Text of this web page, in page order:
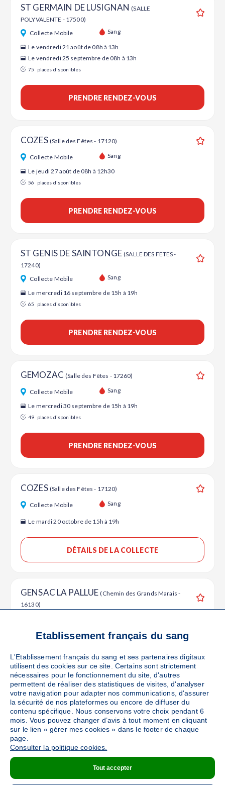
ST GERMAIN DE LUSIGNAN(SALLE
POLYVALENTE - 17500)
Collecte Mobile Sang
Le vendredi 21 août de 08h à 13h
Le vendredi 25 septembre de 08h à 13h
75 places disponibles
PRENDRE RENDEZ-VOUS
COZES (Salle des Fêtes - 17120)
Collecte Mobile Sang
Le jeudi 27 août de 08h à 12h30
56 places disponibles
PRENDRE RENDEZ-VOUS
ST GENIS DE SAINTONGE(SALLE DES FETES -
17240)
Collecte Mobile Sang
Le mercredi 16 septembre de 15h à 19h
65 places disponibles
PRENDRE RENDEZ-VOUS
GEMOZAC(Salle des Fêtes - 17260)
Collecte Mobile Sang
Le mercredi 30 septembre de 15h à 19h
49 places disponibles
PRENDRE RENDEZ-VOUS
COZES (Salle des Fêtes - 17120)
Collecte Mobile Sang
Le mardi 20 octobre de 15h à 19h
DÉTAILS DE LA COLLECTE
GENSAC LA PALLUE(Chemin des Grands Marais -
16130)
Le mercredi 21 octobre de 16h30 à 19h30
DÉTAILS DE LA COLLECTE
ST CIERS SUR GIRONDE(Salle de spectacles -
33820)
Collecte Mobile Sang
Le vendredi 23 octobre de 15h à 18h45
PRENDRE RENDEZ-VOUS
Etablissement français du sang
L'Etablissement français du sang et ses partenaires digitaux
utilisent des cookies sur ce site. Certains sont strictement
nécessaires pour le fonctionnement du site, d'autres
permettent de réaliser des statistiques de visites, d'analyser
votre navigation pour adapter nos communications, d'assurer
la sécurité de nos plateformes ou encore de diffuser du
contenu spécifique. Nous conservons votre choix pendant 6
mois. Vous pouvez changer d’avis à tout moment en cliquant
sur le lien « gérer mes cookies » dans le footer de chaque
page.
Consulter la politique cookies.
Tout accepter